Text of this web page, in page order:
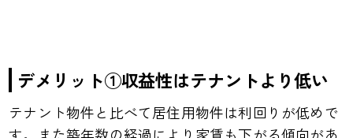
デメリット①収益性はテナントより低い
テナント物件と比べて居住用物件は利回りが低めで